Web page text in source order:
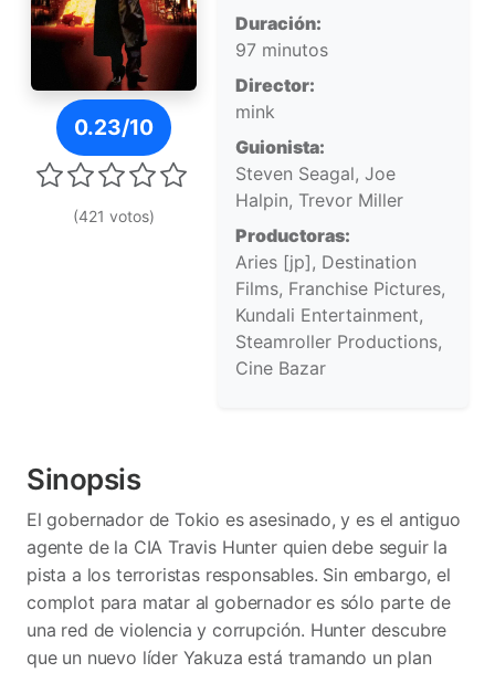
Póster de Yakuza: El imperio del sol naciente
0.23/10
(421 votos)
Duración:
97 minutos
Director:
mink
Guionista:
Steven Seagal, Joe
Halpin, Trevor Miller
Productoras:
Aries [jp], Destination
Films, Franchise Pictures,
Kundali Entertainment,
Steamroller Productions,
Cine Bazar
Sinopsis
El gobernador de Tokio es asesinado, y es el antiguo
agente de la CIA Travis Hunter quien debe seguir la
pista a los terroristas responsables. Sin embargo, el
complot para matar al gobernador es sólo parte de
una red de violencia y corrupción. Hunter descubre
que un nuevo líder Yakuza está tramando un plan